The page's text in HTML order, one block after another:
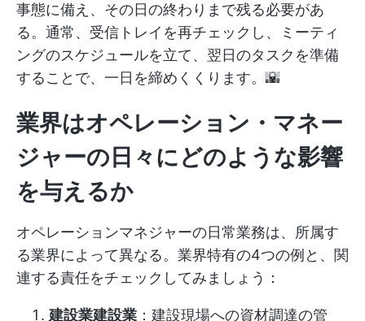
事態に備え、その日の終わりまで残る必要があ
る。通常、受信トレイを再チェックし、ミーティ
ングのスケジュールを立て、翌日のタスクを準備
することで、一日を締めくくります。🌇
業界はオペレーション・マネー
ジャーの日々にどのような影響
を与えるか
オペレーションマネジャーの日常業務は、所属す
る業界によって異なる。業界特有の4つの例と、関
連する責任をチェックしてみましょう：
建設業建設業 ：建設現場への資材調達の管